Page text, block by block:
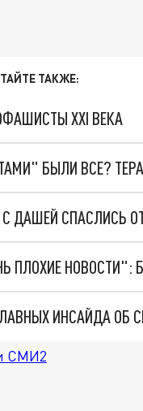
ТАКЖЕ:
XXI ВЕКА
БЫЛИ ВСЕ?
ДАШЕЙ СПАСЛИСЬ
СМИ2